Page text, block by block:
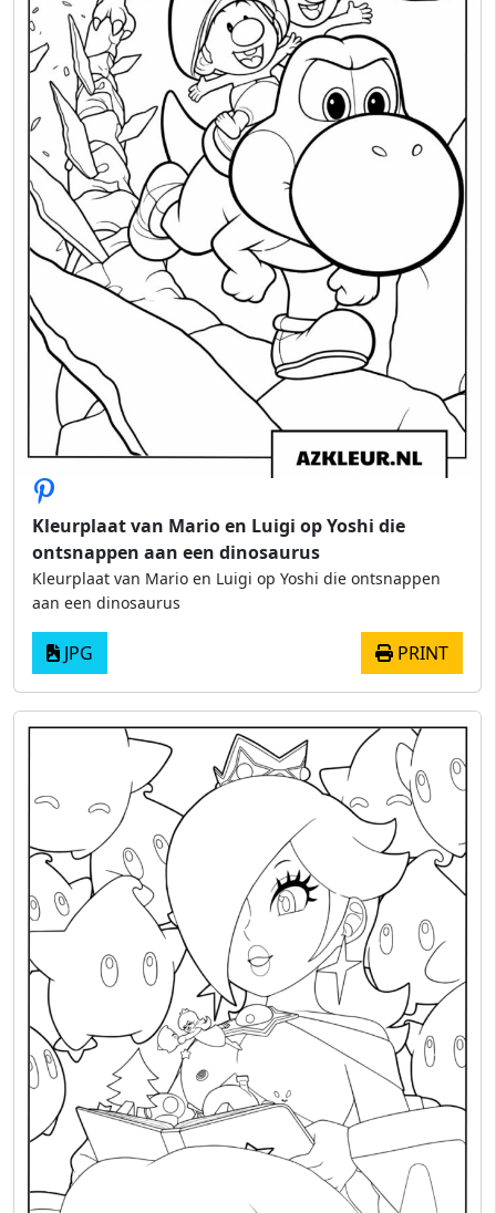
Kleurplaat van Mario en Luigi op Yoshi die
ontsnappen aan een dinosaurus
Kleurplaat van Mario en Luigi op Yoshi die ontsnappen
aan een dinosaurus
JPG PRINT